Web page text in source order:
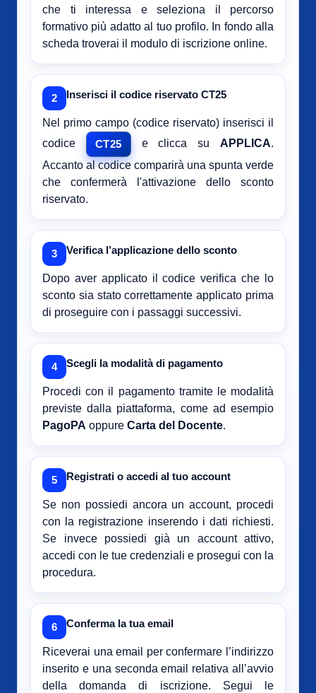
che ti interessa e seleziona il percorso
formativo più adatto al tuo profilo. In fondo alla
scheda troverai il modulo di iscrizione online.
2 Inserisci il codice riservato CT25
Nel primo campo (codice riservato) inserisci il
codice
CT25 e clicca suAPPLICA.
Accanto al codice comparirà una spunta verde
che confermerà l'attivazione dello sconto
riservato.
3 Verifica l’applicazione dello sconto
Dopo aver applicato il codice verifica che lo
sconto sia stato correttamente applicato prima
di proseguire con i passaggi successivi.
4 Scegli la modalità di pagamento
Procedi con il pagamento tramite le modalità
previste dalla piattaforma, come ad esempio
PagoPA oppure Carta del Docente.
5 Registrati o accedi al tuo account
Se non possiedi ancora un account, procedi
con la registrazione inserendo i dati richiesti.
Se invece possiedi già un account attivo,
accedi con le tue credenziali e prosegui con la
procedura.
6 Conferma la tua email
Riceverai una email per confermare l’indirizzo
inserito e una seconda email relativa all’avvio
della domanda di iscrizione. Segui le